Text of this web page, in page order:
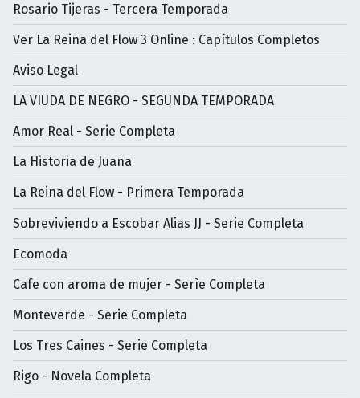
Rosario Tijeras - Tercera Temporada
Ver La Reina del Flow 3 Online : Capítulos Completos
Aviso Legal
LA VIUDA DE NEGRO - SEGUNDA TEMPORADA
Amor Real - Serie Completa
La Historia de Juana
La Reina del Flow - Primera Temporada
Sobreviviendo a Escobar Alias JJ - Serie Completa
Ecomoda
Cafe con aroma de mujer - Serìe Completa
Monteverde - Serie Completa
Los Tres Caines - Serie Completa
Rigo - Novela Completa